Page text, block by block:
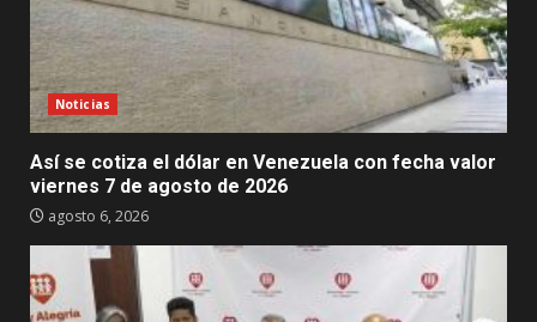
Noticias
Así se cotiza el dólar en Venezuela con fecha valor
viernes 7 de agosto de 2026
agosto 6, 2026